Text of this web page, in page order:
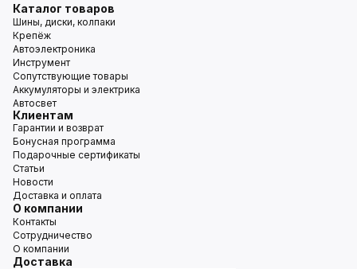
Каталог товаров
Шины, диски, колпаки
Крепёж
Автоэлектроника
Инструмент
Сопутствующие товары
Аккумуляторы и электрика
Автосвет
Клиентам
Гарантии и возврат
Бонусная программа
Подарочные сертификаты
Статьи
Новости
Доставка и оплата
О компании
Контакты
Сотрудничество
О компании
Доставка